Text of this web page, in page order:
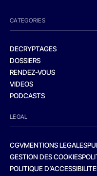
CATEGORIES
DECRYPTAGES
DOSSIERS
RENDEZ-VOUS
VIDEOS
PODCASTS
LEGAL
CGVMENTIONS LEGALES
GESTION DES COOKIES
POLITIQUE D’ACCESSIBILITE